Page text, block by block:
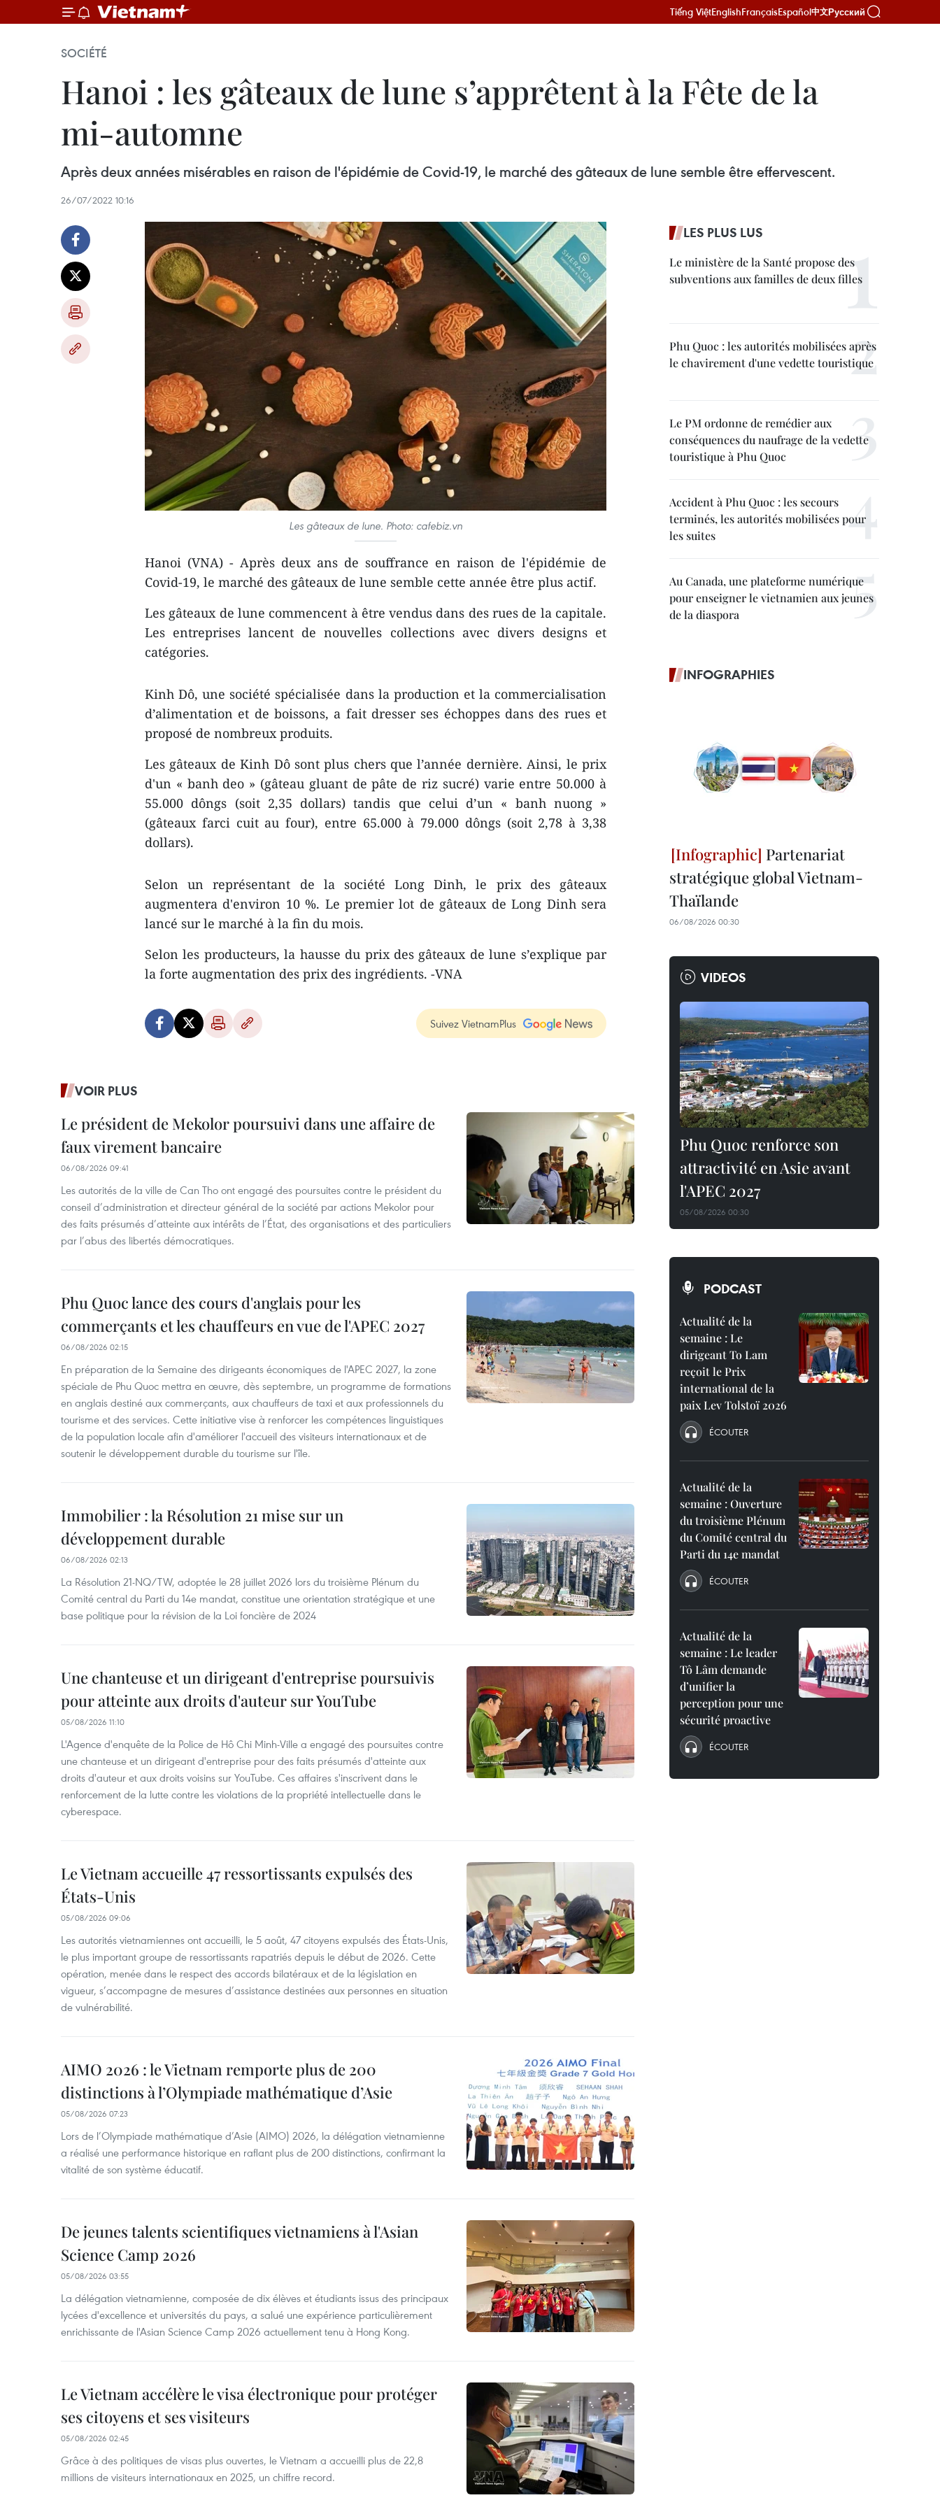
Tiếng ViệtEnglishFrançaisEspañol中文Русский
SOCIÉTÉ
Hanoi : les gâteaux de lune s’apprêtent à la Fête de la
mi-automne
Après deux années misérables en raison de l'épidémie de Covid-19, le marché des gâteaux de lune semble être effervescent.
26/07/2022 10:16
Les gâteaux de lune. Photo: cafebiz.vn
Hanoi (VNA) - Après deux ans de souffrance en raison de l'épidémie de
Covid-19, le marché des gâteaux de lune semble cette année être plus actif.
Les gâteaux de lune commencent à être vendus dans des rues de la capitale.
Les entreprises lancent de nouvelles collections avec divers designs et
catégories.
Kinh Dô, une société spécialisée dans la production et la commercialisation
d’alimentation et de boissons, a fait dresser ses échoppes dans des rues et
proposé de nombreux produits.
Les gâteaux de Kinh Dô sont plus chers que l’année dernière. Ainsi, le prix
d'un « banh deo » (gâteau gluant de pâte de riz sucré) varie entre 50.000 à
55.000 dôngs (soit 2,35 dollars) tandis que celui d’un « banh nuong »
(gâteaux farci cuit au four), entre 65.000 à 79.000 dôngs (soit 2,78 à 3,38
dollars).
Selon un représentant de la société Long Dinh, le prix des gâteaux
augmentera d'environ 10 %. Le premier lot de gâteaux de Long Dinh sera
lancé sur le marché à la fin du mois.
Selon les producteurs, la hausse du prix des gâteaux de lune s’explique par
la forte augmentation des prix des ingrédients. -VNA
Suivez VietnamPlus
VOIR PLUS
Le président de Mekolor poursuivi dans une affaire de
faux virement bancaire
06/08/2026 09:41
Les autorités de la ville de Can Tho ont engagé des poursuites contre le président du
conseil d’administration et directeur général de la société par actions Mekolor pour
des faits présumés d’atteinte aux intérêts de l’État, des organisations et des particuliers
par l’abus des libertés démocratiques.
Phu Quoc lance des cours d'anglais pour les
commerçants et les chauffeurs en vue de l'APEC 2027
06/08/2026 02:15
En préparation de la Semaine des dirigeants économiques de l'APEC 2027, la zone
spéciale de Phu Quoc mettra en œuvre, dès septembre, un programme de formations
en anglais destiné aux commerçants, aux chauffeurs de taxi et aux professionnels du
tourisme et des services. Cette initiative vise à renforcer les compétences linguistiques
de la population locale afin d'améliorer l'accueil des visiteurs internationaux et de
soutenir le développement durable du tourisme sur l'île.
Immobilier : la Résolution 21 mise sur un
développement durable
06/08/2026 02:13
La Résolution 21-NQ/TW, adoptée le 28 juillet 2026 lors du troisième Plénum du
Comité central du Parti du 14e mandat, constitue une orientation stratégique et une
base politique pour la révision de la Loi foncière de 2024
Une chanteuse et un dirigeant d'entreprise poursuivis
pour atteinte aux droits d'auteur sur YouTube
05/08/2026 11:10
L'Agence d'enquête de la Police de Hô Chi Minh-Ville a engagé des poursuites contre
une chanteuse et un dirigeant d'entreprise pour des faits présumés d'atteinte aux
droits d'auteur et aux droits voisins sur YouTube. Ces affaires s'inscrivent dans le
renforcement de la lutte contre les violations de la propriété intellectuelle dans le
cyberespace.
Le Vietnam accueille 47 ressortissants expulsés des
États-Unis
05/08/2026 09:06
Les autorités vietnamiennes ont accueilli, le 5 août, 47 citoyens expulsés des États-Unis,
le plus important groupe de ressortissants rapatriés depuis le début de 2026. Cette
opération, menée dans le respect des accords bilatéraux et de la législation en
vigueur, s’accompagne de mesures d’assistance destinées aux personnes en situation
de vulnérabilité.
AIMO 2026 : le Vietnam remporte plus de 200
distinctions à l’Olympiade mathématique d’Asie
05/08/2026 07:23
Lors de l’Olympiade mathématique d’Asie (AIMO) 2026, la délégation vietnamienne
a réalisé une performance historique en raflant plus de 200 distinctions, confirmant la
vitalité de son système éducatif.
De jeunes talents scientifiques vietnamiens à l'Asian
Science Camp 2026
05/08/2026 03:55
La délégation vietnamienne, composée de dix élèves et étudiants issus des principaux
lycées d'excellence et universités du pays, a salué une expérience particulièrement
enrichissante de l'Asian Science Camp 2026 actuellement tenu à Hong Kong.
Le Vietnam accélère le visa électronique pour protéger
ses citoyens et ses visiteurs
05/08/2026 02:45
Grâce à des politiques de visas plus ouvertes, le Vietnam a accueilli plus de 22,8
millions de visiteurs internationaux en 2025, un chiffre record.
LES PLUS LUS
Le ministère de la Santé propose des
subventions aux familles de deux filles
Phu Quoc : les autorités mobilisées après
le chavirement d'une vedette touristique
Le PM ordonne de remédier aux
conséquences du naufrage de la vedette
touristique à Phu Quoc
Accident à Phu Quoc : les secours
terminés, les autorités mobilisées pour
les suites
Au Canada, une plateforme numérique
pour enseigner le vietnamien aux jeunes
de la diaspora
INFOGRAPHIES
Partenariat
stratégique global Vietnam-
Thaïlande
06/08/2026 00:30
VIDEOS
Phu Quoc renforce son
attractivité en Asie avant
l'APEC 2027
05/08/2026 00:30
PODCAST
Actualité de la
semaine : Le
dirigeant To Lam
reçoit le Prix
international de la
paix Lev Tolstoï 2026
ÉCOUTER
Actualité de la
semaine : Ouverture
du troisième Plénum
du Comité central du
Parti du 14e mandat
ÉCOUTER
Actualité de la
semaine : Le leader
Tô Lâm demande
d’unifier la
perception pour une
sécurité proactive
ÉCOUTER